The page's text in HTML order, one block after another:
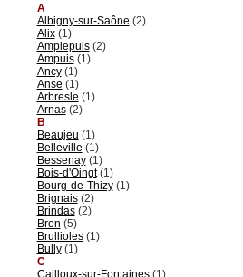
A
Albigny-sur-Saône (2)
Alix(1)
Amplepuis(2)
Ampuis(1)
Ancy(1)
Anse (1)
Arbresle (1)
Arnas(2)
B
Beaujeu (1)
Belleville (1)
Bessenay(1)
Bois-d'Oingt(1)
Bourg-de-Thizy(1)
Brignais(2)
Brindas(2)
Bron (5)
Brullioles(1)
Bully(1)
C
Cailloux-sur-Fontaines(1)